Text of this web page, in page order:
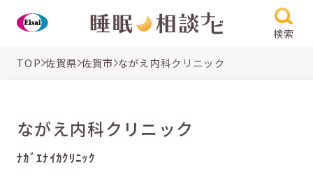
検索
TOP 佐賀県 佐賀市 ながえ内科クリニック
ながえ内科クリニック
ﾅｶﾞｴﾅｲｶｸﾘﾆｯｸ